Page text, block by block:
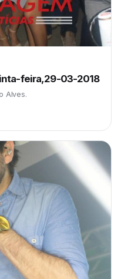
feira,29-03-2018
Alves.